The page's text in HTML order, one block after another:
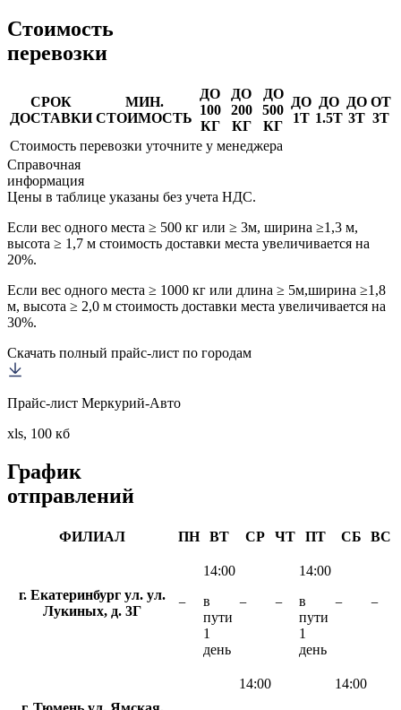
Стоимость
перевозки
СРОК
ДОСТАВКИ
МИН.
СТОИМОСТЬ
ДО
100
КГ
ДО
200
КГ
ДО
500
КГ
ДО
1Т
ДО
1.5Т
ДО
3Т
ОТ
3Т
Стоимость перевозки уточните у менеджера
Справочная
информация
Цены в таблице указаны без учета НДС.
Если вес одного места ≥ 500 кг или ≥ 3м, ширина ≥1,3 м,
высота ≥ 1,7 м стоимость доставки места увеличивается на
20%.
Если вес одного места ≥ 1000 кг или длина ≥ 5м,ширина ≥1,8
м, высота ≥ 2,0 м стоимость доставки места увеличивается на
30%.
Скачать полный прайс-лист по городам
Прайс-лист Меркурий-Авто
xls, 100 кб
График
отправлений
ФИЛИАЛ ПН ВТ СР ЧТ ПТ СБ ВС
г. Екатеринбург ул. ул.
Лукиных, д. 3Г
−
14:00
в
пути
1
день
− −
14:00
в
пути
1
день
− −
14:00
14:00